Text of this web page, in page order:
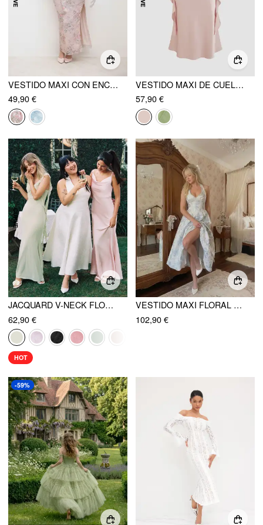
VESTIDO MAXI CON ENCAJE, FLORES Y VOLANTES CURVE & PLUS
49,90 €
VESTIDO MAXI DE CUELLO CAÍDO SATINADO CON VOLANTE CURVY
57,90 €
JACQUARD V-NECK FLORAL LACE UP VESTIDO MAXI CURVY
62,90 €
HOT
VESTIDO MAXI FLORAL CON CUELLO HALTER ESCULTURAL
102,90 €
-59%